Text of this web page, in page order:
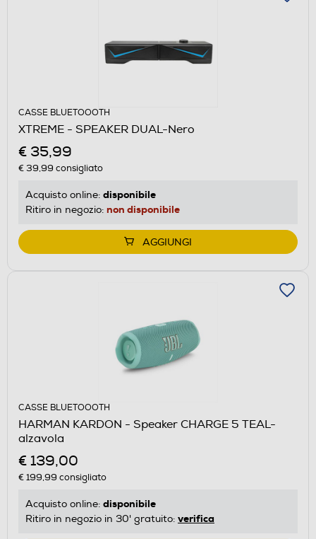
CASSE BLUETOOOTH
XTREME - SPEAKER DUAL-Nero
€ 35,99
€ 39,99 consigliato
Acquisto online: disponibile
Ritiro in negozio: non disponibile
AGGIUNGI
CASSE BLUETOOOTH
HARMAN KARDON - Speaker CHARGE 5 TEAL-
alzavola
€ 139,00
€ 199,99 consigliato
Acquisto online: disponibile
Ritiro in negozio in 30' gratuito: verifica